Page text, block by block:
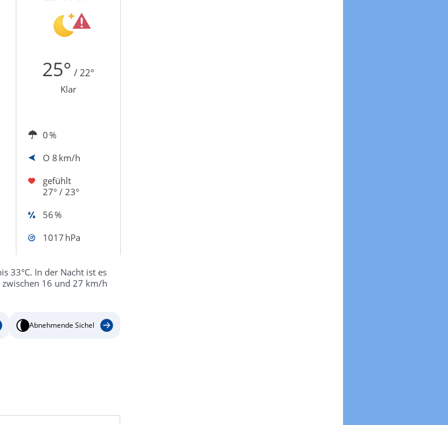
25° / 22°
Klar
0 %
O 8 km/h
gefühlt
27° / 23°
56 %
1017 hPa
33°C. In der Nacht ist es
zwischen 16 und 27 km/h
Abnehmende Sichel